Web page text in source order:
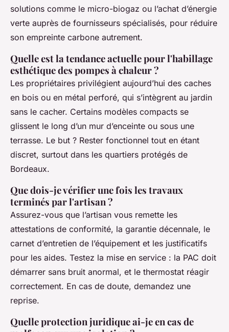
solutions comme le micro-biogaz ou l’achat d’énergie
verte auprès de fournisseurs spécialisés, pour réduire
son empreinte carbone autrement.
Quelle est la tendance actuelle pour l'habillage
esthétique des pompes à chaleur ?
Les propriétaires privilégient aujourd’hui des caches
en bois ou en métal perforé, qui s’intègrent au jardin
sans le cacher. Certains modèles compacts se
glissent le long d’un mur d’enceinte ou sous une
terrasse. Le but ? Rester fonctionnel tout en étant
discret, surtout dans les quartiers protégés de
Bordeaux.
Que dois-je vérifier une fois les travaux
terminés par l'artisan ?
Assurez-vous que l’artisan vous remette les
attestations de conformité, la garantie décennale, le
carnet d’entretien de l’équipement et les justificatifs
pour les aides. Testez la mise en service : la PAC doit
démarrer sans bruit anormal, et le thermostat réagir
correctement. En cas de doute, demandez une
reprise.
Quelle protection juridique ai-je en cas de